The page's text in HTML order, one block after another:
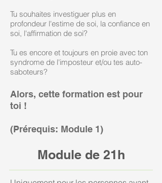
Tu souhaites investiguer plus en
profondeur l'estime de soi, la confiance en
soi, l'affirmation de soi?
Tu es encore et toujours en proie avec ton
syndrome de l'imposteur et/ou tes auto-
saboteurs?
Alors, cette formation est pour
toi !
(Prérequis: Module 1)
Module de 21h